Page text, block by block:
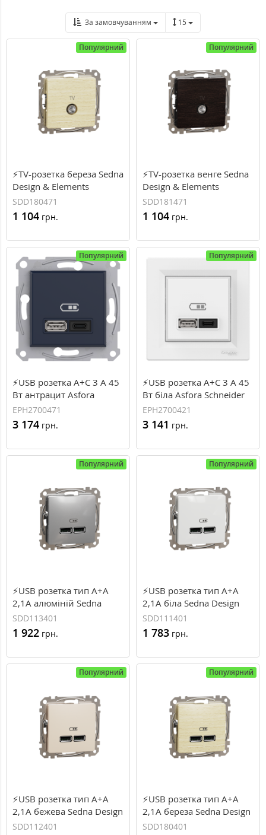
За замовчуванням 15
Популярний
⚡TV-розетка береза Sedna
Design & Elements
Schneider Electric
(SDD180471)
SDD180471
1 104 грн.
Популярний
⚡TV-розетка венге Sedna
Design & Elements
Schneider Electric
(SDD181471)
SDD181471
1 104 грн.
Популярний
⚡USB розетка А+С 3 А 45
Вт антрацит Asfora
Schneider Electriс
(EPH2700471)
EPH2700471
3 174 грн.
Популярний
⚡USB розетка А+С 3 А 45
Вт біла Asfora Schneider
Electric (EPH2700421)
EPH2700421
3 141 грн.
Популярний
⚡USB розетка тип A+A
2,1A алюміній Sedna
Design Schneider Electric
(SDD113401)
SDD113401
1 922 грн.
Популярний
⚡USB розетка тип A+A
2,1A біла Sedna Design
Schneider Electric
(SDD111401)
SDD111401
1 783 грн.
Популярний
⚡USB розетка тип A+A
2,1A бежева Sedna Design
Schneider Electric
SDD112401
Популярний
⚡USB розетка тип A+A
2,1A береза Sedna Design
Schneider Electric
SDD180401